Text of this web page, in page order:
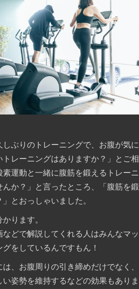
ぶりのトレーニングで、お腹が気に
レーニングはありますか？」とご相
運動と一緒に腹筋を鍛えるトレーニ
か？」と言ったところ、「腹筋を鍛
とおっしゃいました。
ります。
どで解説してくれる人はみんなマッ
をしているんですもん！
、お腹周りの引き締めだけでなく、
姿勢を維持するなどの効果もありま